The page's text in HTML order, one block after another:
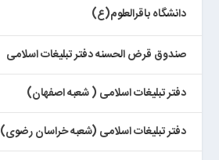
دانشگاه باقرالعلوم(ع)
صندوق قرض الحسنه دفتر تبلیغات اسلامی
دفتر تبلیغات اسلامی ( شعبه اصفهان)
دفتر تبلیغات اسلامی (شعبه خراسان رضوی)